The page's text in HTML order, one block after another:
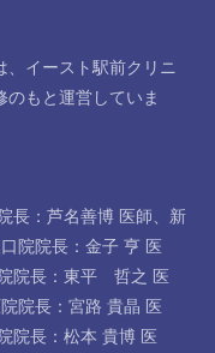
、イースト駅前クリニ
のもと運営していま
長：芦名善博 医師、 新
院院長：金子 亨 医
院長：東平 哲之 医
院長：宮路 貴晶 医
院長：松本 貴博 医